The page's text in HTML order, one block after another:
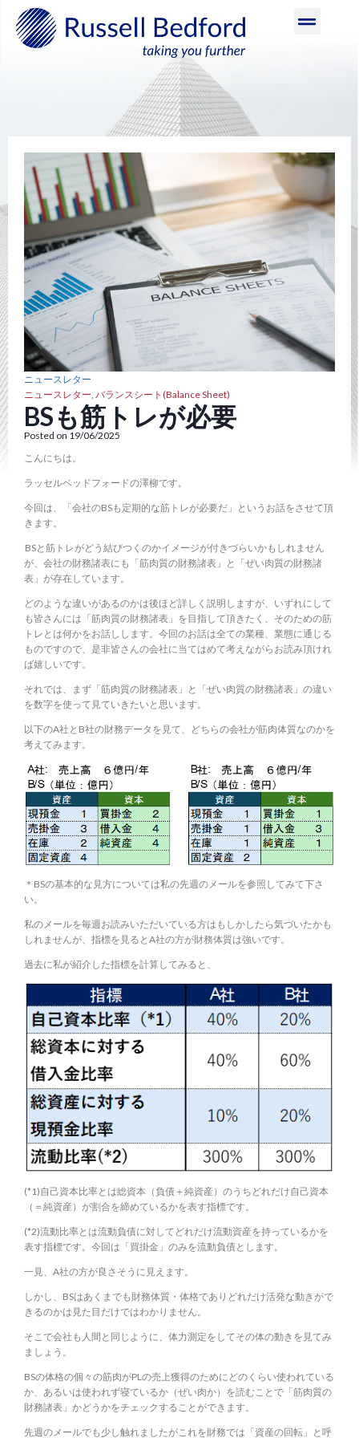
ニュースレター
ニュースレター バランスシート(Balance Sheet)
BSも筋トレが必要
Posted on 19/06/2025
こんにちは。
ラッセルベッドフォードの澤柳です。
今回は、「会社のBSも定期的な筋トレが必要だ」というお話をさせて頂
きます。
BSと筋トレがどう結びつくのかイメージが付きづらいかもしれません
が、会社の財務諸表にも「筋肉質の財務諸表」と「ぜい肉質の財務諸
表」が存在しています。
どのような違いがあるのかは後ほど詳しく説明しますが、いずれにして
も皆さんには「筋肉質の財務諸表」を目指して頂きたく、そのための筋
トレとは何かをお話しします。今回のお話は全ての業種、業態に通じる
ものですので、是非皆さんの会社に当てはめて考えながらお読み頂けれ
ば嬉しいです。
それでは、まず「筋肉質の財務諸表」と「ぜい肉質の財務諸表」の違い
を数字を使って見ていきたいと思います。
以下のA社とB社の財務データを見て、どちらの会社が筋肉体質なのかを
考えてみます。
＊BSの基本的な見方については私の先週のメールを参照してみて下さ
い。
私のメールを毎週お読みいただいている方はもしかしたら気づいたかも
しれませんが、指標を見るとA社の方が財務体質は強いです。
過去に私が紹介した指標を計算してみると、
(*1)自己資本比率とは総資本（負債＋純資産）のうちどれだけ自己資本
（＝純資産）が割合を締めているかを表す指標です。
(*2)流動比率とは流動負債に対してどれだけ流動資産を持っているかを
表す指標です。今回は「買掛金」のみを流動負債とします。
一見、A社の方が良さそうに見えます。
しかし、BSはあくまでも財務体質・体格でありどれだけ活発な動きがで
きるのかは見た目だけではわかりません。
そこで会社も人間と同じように、体力測定をしてその体の動きを見てみ
ましょう。
BSの体格の個々の筋肉がPLの売上獲得のためにどのくらい使われている
か、あるいは使われず寝ているか（ぜい肉か）を読むことで「筋肉質の
財務諸表」かどうかをチェックすることができます。
先週のメールでも少し触れましたがこれを財務では「資産の回転」と呼